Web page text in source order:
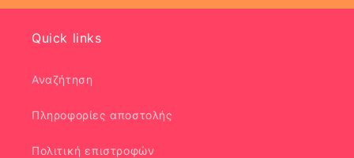
Quick links
Αναζήτηση
Πληροφορίες αποστολής
Πολιτική επιστροφών